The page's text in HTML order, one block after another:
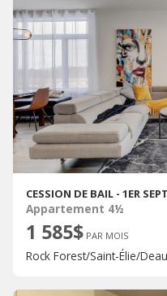
CESSION DE BAIL - 1ER
Appartement 4½
1 585$ PAR MOIS
Rock Forest/Saint-Élie/